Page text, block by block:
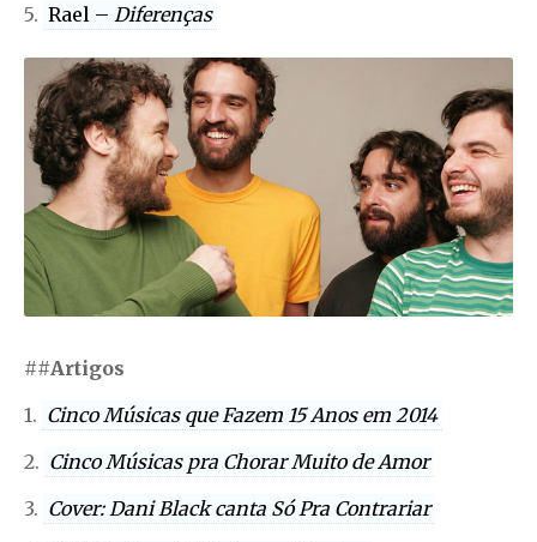
5. Rael – Diferenças
##Artigos
1. Cinco Músicas que Fazem 15 Anos em 2014
2. Cinco Músicas pra Chorar Muito de Amor
3. Cover: Dani Black canta Só Pra Contrariar